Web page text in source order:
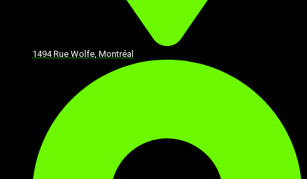
1494 Rue Wolfe, Montréal